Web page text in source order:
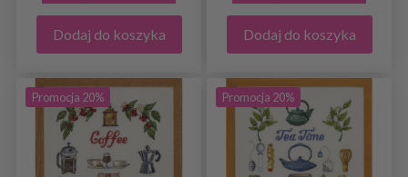
Dodaj do koszyka Dodaj do koszyka
Promocja 20% Promocja 20%